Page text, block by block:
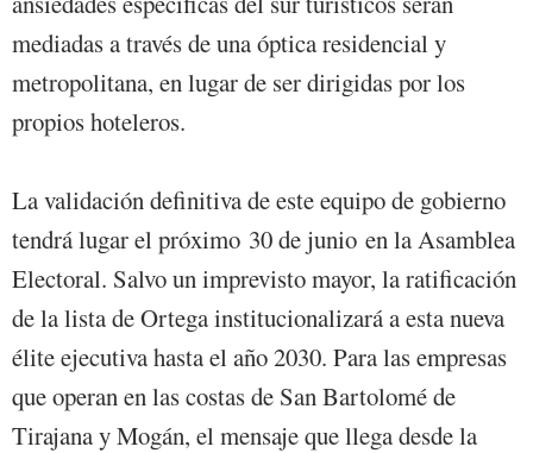
mediadas a través de una óptica residencial y
metropolitana, en lugar de ser dirigidas por los
propios hoteleros.
La validación definitiva de este equipo de gobierno
tendrá lugar el próximo 30 de junio en la Asamblea
Electoral. Salvo un imprevisto mayor, la ratificación
de la lista de Ortega institucionalizará a esta nueva
élite ejecutiva hasta el año 2030. Para las empresas
que operan en las costas de San Bartolomé de
Tirajana y Mogán, el mensaje que llega desde la